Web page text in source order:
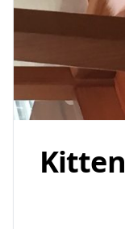
Kitten